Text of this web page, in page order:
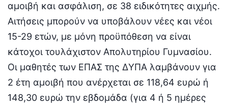
αμοιβή και ασφάλιση, σε 38 ειδικότητες αιχμής.
Αιτήσεις μπορούν να υποβάλουν νέες και νέοι
15-29 ετών, με μόνη προϋπόθεση να είναι
κάτοχοι τουλάχιστον Απολυτηρίου Γυμνασίου.
Οι μαθητές των ΕΠΑΣ της ΔΥΠΑ λαμβάνουν για
2 έτη αμοιβή που ανέρχεται σε 118,64 ευρώ ή
148,30 ευρώ την εβδομάδα (για 4 ή 5 ημέρες